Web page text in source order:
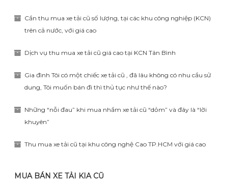
Cần thu mua xe tải cũ số lượng, tại các khu công nghiệp (KCN)
trên cả nước, với giá cao
Dịch vụ thu mua xe tải cũ giá cao tại KCN Tân Bình
Gia đình Tôi có một chiếc xe tải cũ , đã lâu không có nhu cầu sử
dung, Tôi muốn bán đi thì thủ tục như thế nào?
Những “nỗi đau” khi mua nhầm xe tải cũ “dỏm” và đây là “lời
khuyên”
Thu mua xe tải cũ tại khu công nghệ Cao TP.HCM với giá cao
MUA BÁN XE TẢI KIA CŨ